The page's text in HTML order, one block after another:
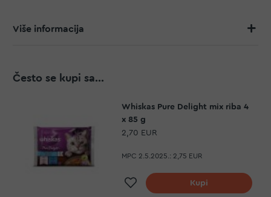
Više informacija
Često se kupi sa...
Whiskas Pure Delight mix riba 4
x 85 g
2,70 EUR
MPC 2.5.2025.: 2,75 EUR
Dodaj na listu želja
Kupi